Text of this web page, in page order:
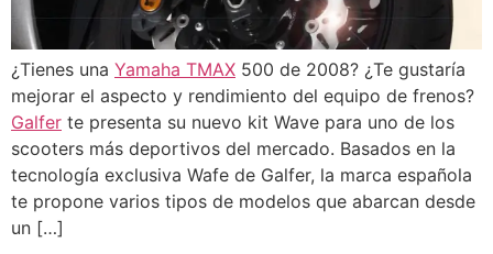
¿Tienes una Yamaha TMAX 500 de 2008? ¿Te gustaría
mejorar el aspecto y rendimiento del equipo de frenos?
Galfer te presenta su nuevo kit Wave para uno de los
scooters más deportivos del mercado. Basados en la
tecnología exclusiva Wafe de Galfer, la marca española
te propone varios tipos de modelos que abarcan desde
un […]